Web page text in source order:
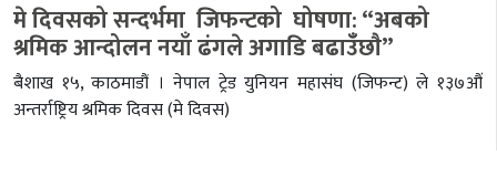
मे दिवसको सन्दर्भमा जिफन्टको घोषणा: “अबको
श्रमिक आन्दोलन नयाँ ढंगले अगाडि बढाउँँछाै”
बैशाख १५, काठमाडौं । नेपाल ट्रेड युनियन महासंघ (जिफन्ट) ले १३७औं
अन्तर्राष्ट्रिय श्रमिक दिवस (मे दिवस)